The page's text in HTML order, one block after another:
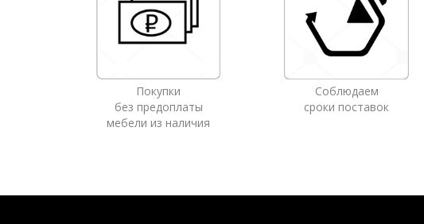
Покупки
без предоплаты
мебели из наличия
Соблюдаем
сроки поставок